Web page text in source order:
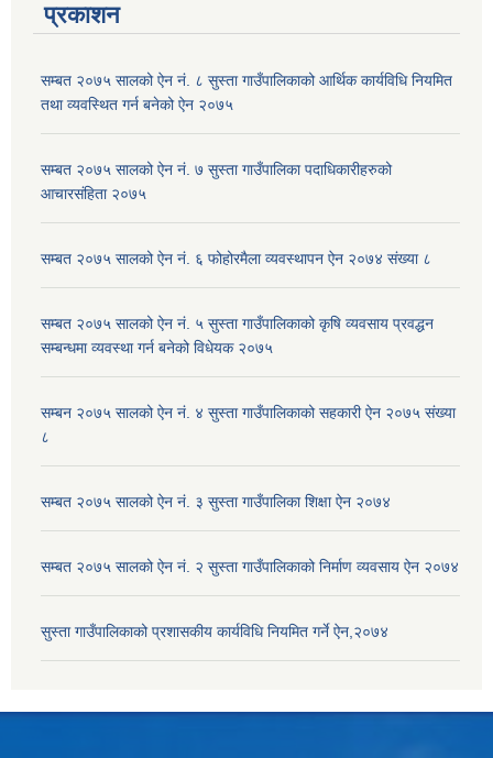
प्रकाशन
सम्बत २०७५ सालको ऐन नं. ८ सुस्ता गाउँपालिकाको आर्थिक कार्यविधि नियमित
तथा व्यवस्थित गर्न बनेको ऐन २०७५
सम्बत २०७५ सालको ऐन नं. ७ सुस्ता गाउँपालिका पदाधिकारीहरुको
आचारसंहिता २०७५
सम्बत २०७५ सालको ऐन नं. ६ फोहोरमैला व्यवस्थापन ऐन २०७४ संख्या ८
सम्बत २०७५ सालको ऐन नं. ५ सुस्ता गाउँपालिकाको कृषि व्यवसाय प्रवद्धन
सम्बन्धमा व्यवस्था गर्न बनेको विधेयक २०७५
सम्बन २०७५ सालको ऐन नं. ४ सुस्ता गाउँपालिकाको सहकारी ऐन २०७५ संख्या
८
सम्बत २०७५ सालको ऐन नं. ३ सुस्ता गाउँपालिका शिक्षा ऐन २०७४
सम्बत २०७५ सालको ऐन नं. २ सुस्ता गाउँपालिकाको निर्माण व्यवसाय ऐन २०७४
सुस्ता गाउँपालिकाको प्रशासकीय कार्यविधि नियमित गर्ने ऐन,२०७४